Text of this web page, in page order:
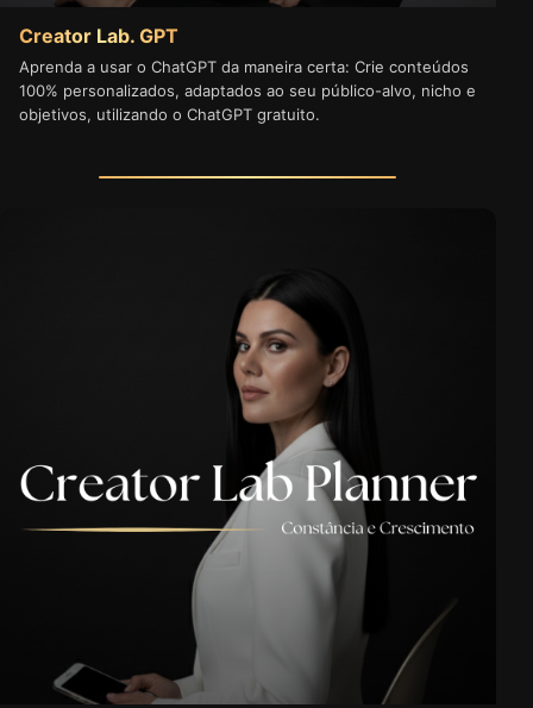
Creator Lab. GPT
Aprenda a usar o ChatGPT da maneira certa: Crie conteúdos
100% personalizados, adaptados ao seu público-alvo, nicho e
objetivos, utilizando o ChatGPT gratuito.